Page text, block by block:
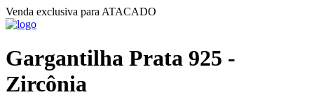
Venda exclusiva para ATACADO
Gargantilha Prata 925 -
Zircônia